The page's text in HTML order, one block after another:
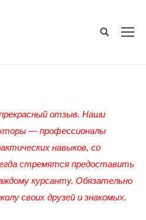
отзыв. Наши
— профессионалы
навыков, со
стремятся предоставить
курсанту. Обязательно
своих друзей и знакомых.